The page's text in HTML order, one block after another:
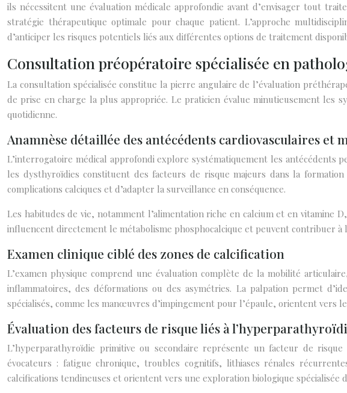
ils nécessitent une évaluation médicale approfondie avant d’envisager tout
stratégie thérapeutique optimale pour chaque patient. L’approche
d’anticiper les risques potentiels liés aux différentes options de traitement
Consultation préopératoire spécialisée en
La consultation spécialisée constitue la pierre angulaire de l’évaluation
de prise en charge la plus appropriée. Le praticien évalue minutieusement les
quotidienne.
Anamnèse détaillée des antécédents cardiovasculaires et
L’interrogatoire médical approfondi explore systématiquement les antécédents
les dysthyroïdies constituent des facteurs de risque majeurs dans la
complications calciques et d’adapter la surveillance en conséquence.
Les habitudes de vie, notamment l’alimentation riche en calcium et en vitamine
influencent directement le métabolisme phosphocalcique et peuvent contribuer à
Examen clinique ciblé des zones de calcification
L’examen physique comprend une évaluation complète de la mobilité
inflammatoires, des déformations ou des asymétries. La palpation permet
spécialisés, comme les manœuvres d’impingement pour l’épaule, orientent vers
Évaluation des facteurs de risque liés à
L’hyperparathyroïdie primitive ou secondaire représente un facteur de
évocateurs : fatigue chronique, troubles cognitifs, lithiases rénales
calcifications tendineuses et orientent vers une exploration biologique spécialisée